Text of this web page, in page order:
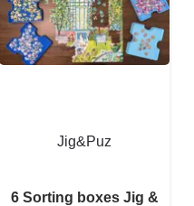
Jig&Puz
6 Sorting boxes Jig &